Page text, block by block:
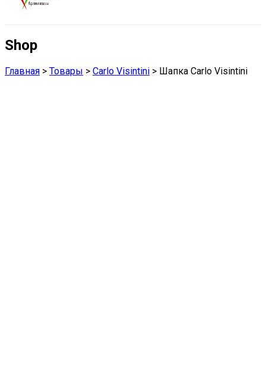
Shop
Главная > Товары > Carlo Visintini > Шапка Carlo Visintini